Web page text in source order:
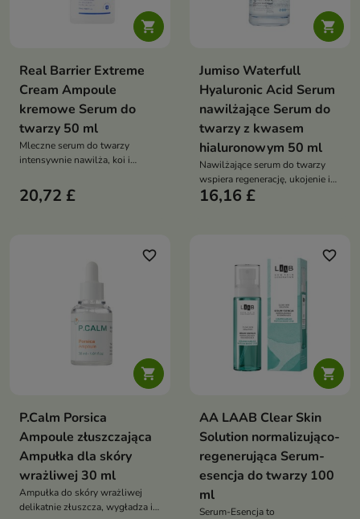

Real Barrier Extreme
Cream Ampoule
kremowe Serum do
twarzy 50 ml
Mleczne serum do twarzy
intensywnie nawilża, koi i
ochronnej skóry. Emulsyjna
formuła z ceramidem NP,
satynowe, otulające
20,72 £

Jumiso Waterfull
Hyaluronic Acid Serum
nawilżające Serum do
twarzy z kwasem
hialuronowym 50 ml
Nawilżające serum do twarzy
wspiera regenerację, ukojenie i
elastyczność skóry suchej,
betainą, pantenolem, trehalozą i
ceramidem NP pomaga
zatrzymać wilgoć w naskórku
oraz poprawić komfort cery
16,16 £

favorite_border
P.Calm Porsica
Ampoule złuszczająca
Ampułka dla skóry
wrażliwej 30 ml
Ampułka do skóry wrażliwej
delikatnie złuszcza, wygładza i

favorite_border
AA LAAB Clear Skin
Solution normalizująco-
regenerująca Serum-
esencja do twarzy 100
ml
Serum-Esencja to